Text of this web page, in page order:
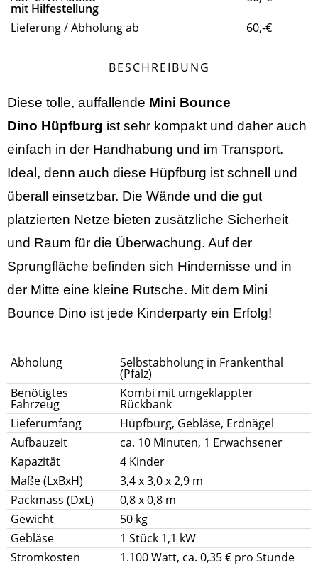
mit Hilfestellung
Lieferung / Abholung ab
60,-€
BESCHREIBUNG
Diese tolle, auffallende Mini Bounce
Dino Hüpfburg ist sehr kompakt und daher auch
einfach in der Handhabung und im Transport.
Ideal, denn auch diese Hüpfburg ist schnell und
überall einsetzbar. Die Wände und die gut
platzierten Netze bieten zusätzliche Sicherheit
und Raum für die Überwachung. Auf der
Sprungfläche befinden sich Hindernisse und in
der Mitte eine kleine Rutsche. Mit dem Mini
Bounce Dino ist jede Kinderparty ein Erfolg!
Abholung Selbstabholung in Frankenthal
(Pfalz)
Benötigtes
Fahrzeug
Kombi mit umgeklappter
Rückbank
Lieferumfang
Hüpfburg, Gebläse, Erdnägel
Aufbauzeit
ca. 10 Minuten, 1 Erwachsener
Kapazität
4 Kinder
Maße (LxBxH)
3,4 x 3,0 x 2,9 m
Packmass (DxL)
0,8 x 0,8 m
Gewicht
50 kg
Gebläse
1 Stück 1,1 kW
Stromkosten
1.100 Watt, ca. 0,35 € pro Stunde